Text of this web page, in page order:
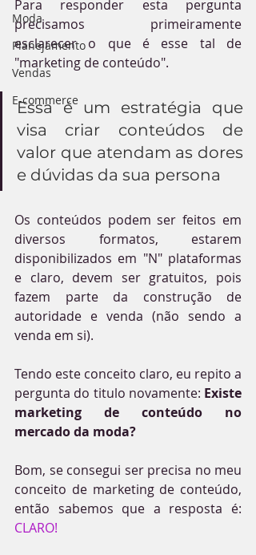
Moda
Planejamento
Vendas
E-commerce
Para responder esta pergunta
precisamos primeiramente
esclarecer o que é esse tal de
"marketing de conteúdo".
Essa é um estratégia que
visa criar conteúdos de
valor que atendam as dores
e dúvidas da sua persona
Os conteúdos podem ser feitos em
diversos formatos, estarem
disponibilizados em "N" plataformas
e claro, devem ser gratuitos, pois
fazem parte da construção de
autoridade e venda (não sendo a
venda em si).
Tendo este conceito claro, eu repito a
pergunta do titulo novamente: Existe
marketing de conteúdo no
mercado da moda?
Bom, se consegui ser precisa no meu
conceito de marketing de conteúdo,
CLARO!